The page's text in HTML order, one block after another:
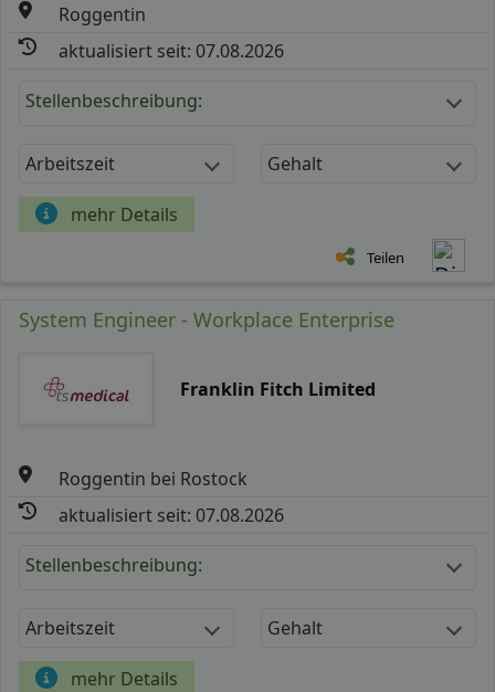
Roggentin
aktualisiert seit: 07.08.2026
Stellenbeschreibung:
Arbeitszeit Gehalt
mehr Details
Teilen
System Engineer - Workplace Enterprise
Franklin Fitch Limited
Roggentin bei Rostock
aktualisiert seit: 07.08.2026
Stellenbeschreibung:
Arbeitszeit Gehalt
mehr Details